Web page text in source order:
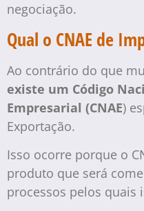
negociação.
Qual o CNAE de
Ao contrário do que
existe um Código
Empresarial (CNAE)
Exportação.
Isso ocorre porque o
produto que será
processos pelos quais